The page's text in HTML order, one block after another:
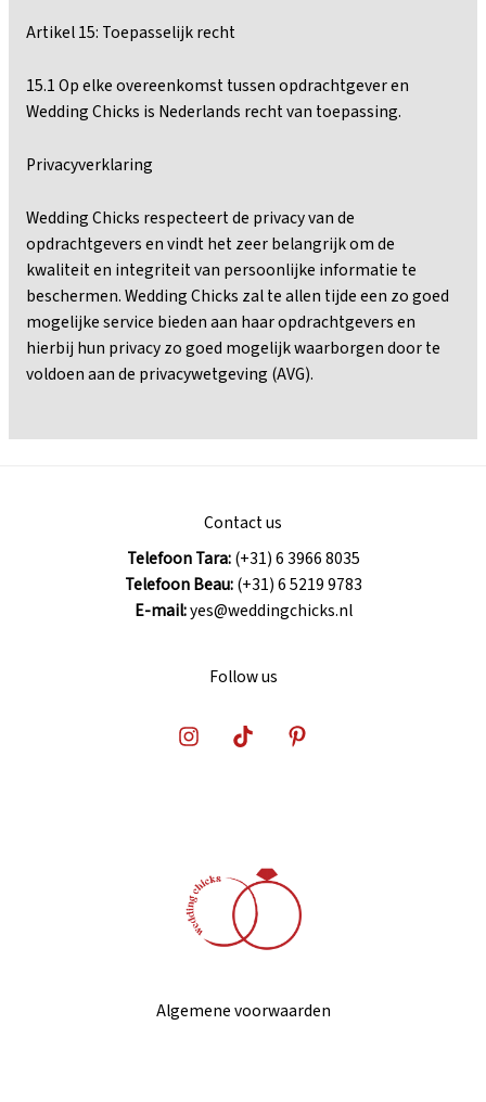
Artikel 15: Toepasselijk recht
15.1 Op elke overeenkomst tussen opdrachtgever en
Wedding Chicks is Nederlands recht van toepassing.
Privacyverklaring
Wedding Chicks respecteert de privacy van de
opdrachtgevers en vindt het zeer belangrijk om de
kwaliteit en integriteit van persoonlijke informatie te
beschermen. Wedding Chicks zal te allen tijde een zo goed
mogelijke service bieden aan haar opdrachtgevers en
hierbij hun privacy zo goed mogelijk waarborgen door te
voldoen aan de privacywetgeving (AVG).
Contact us
Telefoon Tara:(+31) 6 3966 8035
Telefoon Beau:(+31) 6 5219 9783
E-mail:yes@weddingchicks.nl
Follow us
Algemene voorwaarden